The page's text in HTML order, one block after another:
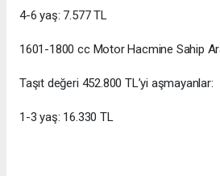
4-6 yaş: 7.577 TL
1601-1800 cc Motor Hacmine Sahip
Taşıt değeri 452.800 TL’yi aşmayanlar:
1-3 yaş: 16.330 TL